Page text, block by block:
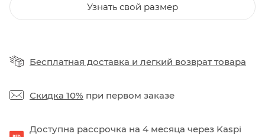
Узнать свой размер
Бесплатная доставка и легкий возврат товара
Скидка 10% при первом заказе
Доступна рассрочка на 4 месяца через Kaspi